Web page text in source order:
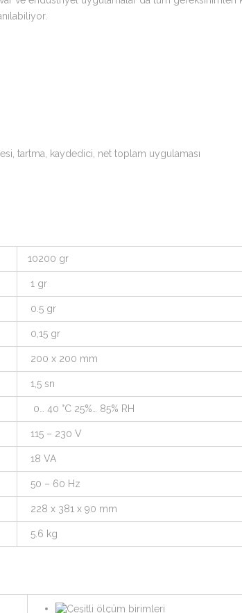
tartma, kaydedici, net toplam uygulaması
10200 gr
1 gr
0.5 gr
0,15 gr
200 x 200 mm
1,5 sn
0… 40 °C 25%… 85% RH
115 – 230 V
18 VA
50 – 60 Hz
228 x 381 x 90 mm
5.6 kg